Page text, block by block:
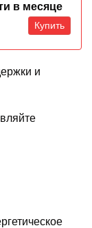
в месяце
Купить
и